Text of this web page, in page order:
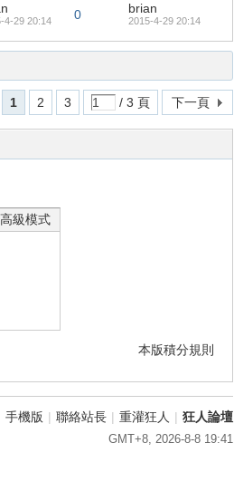
4-29 20:14 0 brian
2015-4-29 20:14
1 2 3 / 3 頁 下一頁
高級模式
本版積分規則
手機版 | 聯絡站長 | 重灌狂人 | 狂人論壇
GMT+8, 2026-8-8 19:41